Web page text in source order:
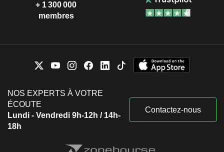
+ 1 300 000
membres
NOS EXPERTS À VOTRE
ÉCOUTE
Lundi - Vendredi 9h-12h / 14h-
18h
Contactez-nous